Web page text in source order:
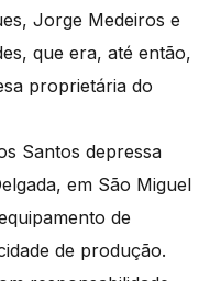
Jorge Medeiros e
que era, até então,
proprietária do
Santos depressa
em São Miguel
de
de produção.